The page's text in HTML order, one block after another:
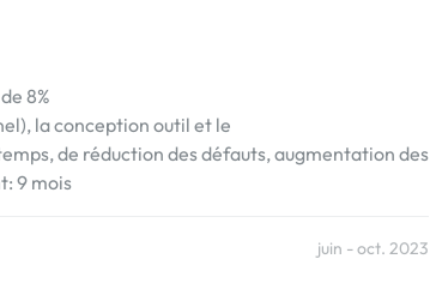
8%
la conception outil et le
de réduction des défauts, augmentation des
9 mois
juin - oct. 2023